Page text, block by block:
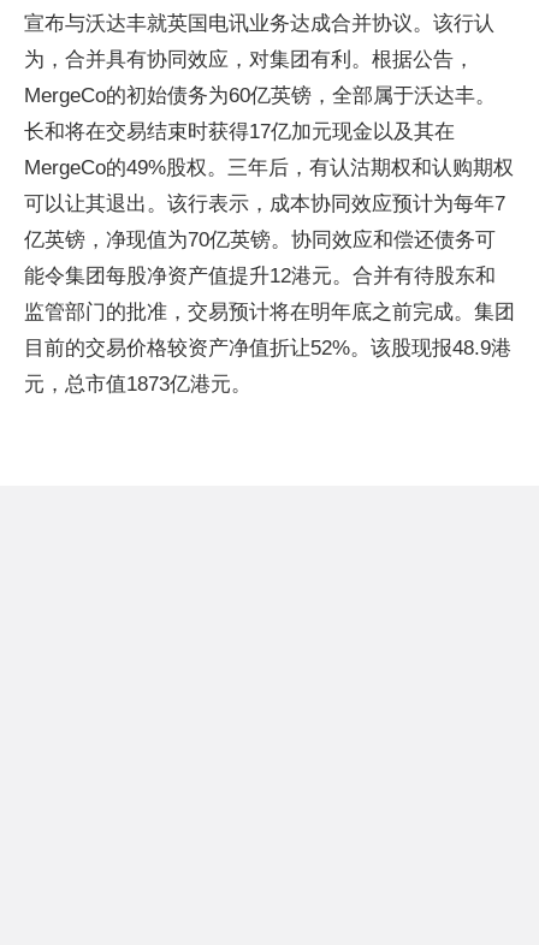
宣布与沃达丰就英国电讯业务达成合并协议。该行认
为，合并具有协同效应，对集团有利。根据公告，
MergeCo的初始债务为60亿英镑，全部属于沃达丰。
长和将在交易结束时获得17亿加元现金以及其在
MergeCo的49%股权。三年后，有认沽期权和认购期权
可以让其退出。该行表示，成本协同效应预计为每年7
亿英镑，净现值为70亿英镑。协同效应和偿还债务可
能令集团每股净资产值提升12港元。合并有待股东和
监管部门的批准，交易预计将在明年底之前完成。集团
目前的交易价格较资产净值折让52%。该股现报48.9港
元，总市值1873亿港元。